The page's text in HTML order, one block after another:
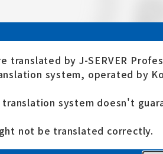
translated by J-SERVER
system, operated by
system doesn't
not be translated correctly.